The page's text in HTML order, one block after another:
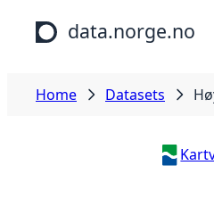
Skip to main content
data.norge.no
Home Datasets